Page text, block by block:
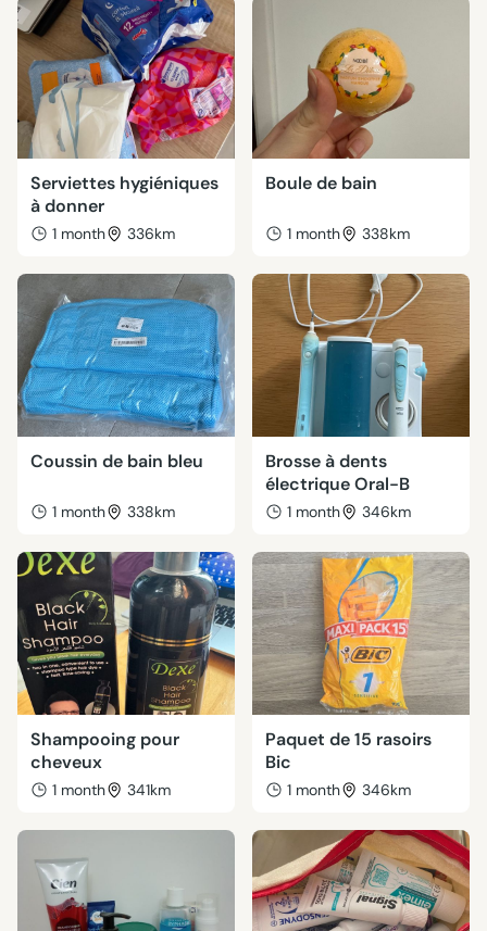
Serviettes hygiéniques
à donner
1 month 336km
Boule de bain
1 month 338km
Coussin de bain bleu
1 month 338km
Brosse à dents
électrique Oral-B
1 month 346km
Shampooing pour
cheveux
1 month 341km
Paquet de 15 rasoirs
Bic
1 month 346km